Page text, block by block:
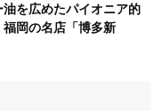
】超ビッグサイズ×きれ
ドに昇華
油を広めたパイオニア的
福岡の名店「博多新